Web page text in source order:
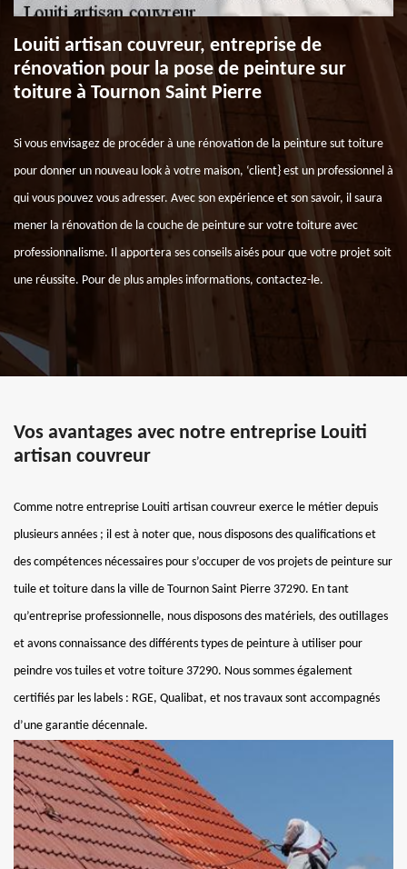
Louiti artisan couvreur, entreprise de
rénovation pour la pose de peinture sur
toiture à Tournon Saint Pierre
Si vous envisagez de procéder à une rénovation de la peinture sut toiture
pour donner un nouveau look à votre maison, ‘client} est un professionnel à
qui vous pouvez vous adresser. Avec son expérience et son savoir, il saura
mener la rénovation de la couche de peinture sur votre toiture avec
professionnalisme. Il apportera ses conseils aisés pour que votre projet soit
une réussite. Pour de plus amples informations, contactez-le.
Vos avantages avec notre entreprise Louiti
artisan couvreur
Comme notre entreprise Louiti artisan couvreur exerce le métier depuis
plusieurs années ; il est à noter que, nous disposons des qualifications et
des compétences nécessaires pour s’occuper de vos projets de peinture sur
tuile et toiture dans la ville de Tournon Saint Pierre 37290. En tant
qu’entreprise professionnelle, nous disposons des matériels, des outillages
et avons connaissance des différents types de peinture à utiliser pour
peindre vos tuiles et votre toiture 37290. Nous sommes également
certifiés par les labels : RGE, Qualibat, et nos travaux sont accompagnés
d’une garantie décennale.